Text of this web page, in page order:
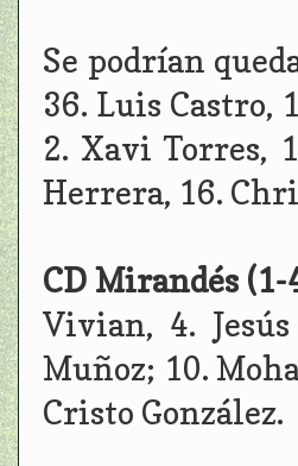
Se podrían
36. Luis Castro,
2. Xavi Torres,
Herrera, 16.
CD Mirandés (1-
Vivian, 4.
Muñoz; 10.
Cristo González.